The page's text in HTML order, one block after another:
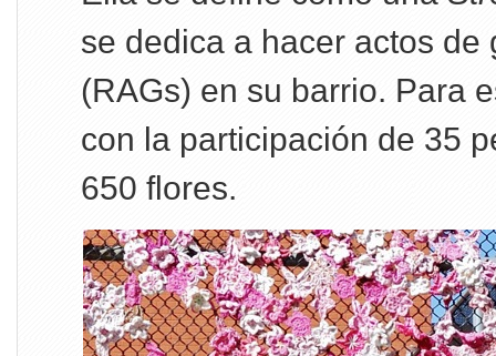
se dedica a hacer actos de
(RAGs) en su barrio. Para
con la participación de 35
650 flores.